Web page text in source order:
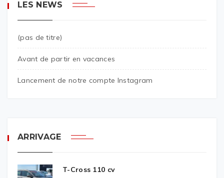
LES NEWS
(pas de titre)
Avant de partir en vacances
Lancement de notre compte Instagram
ARRIVAGE
T-Cross 110 cv